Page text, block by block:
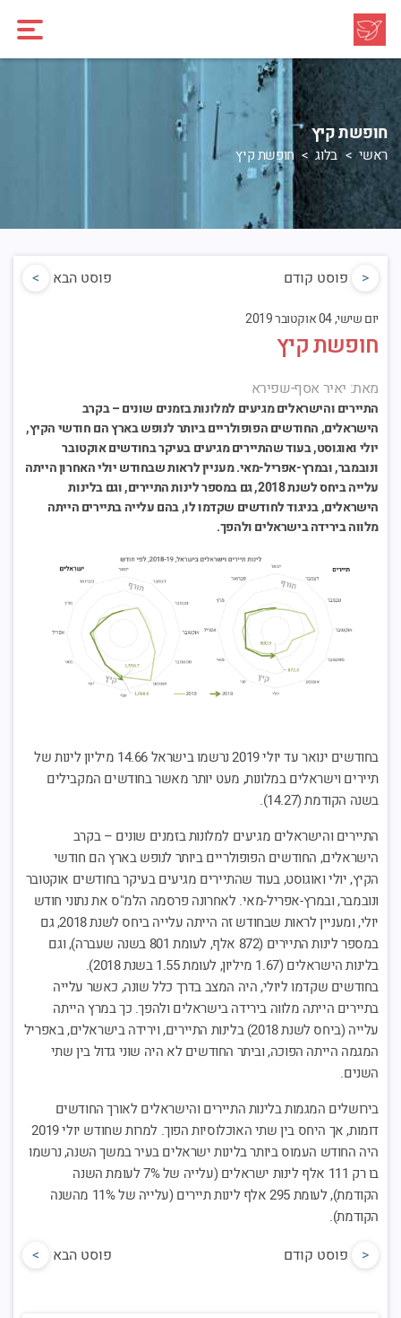
חופשת קיץ
ראשי בלוג חופשת קיץ
< פוסט קודם פוסט הבא >
יום שישי, 04 אוקטובר 2019
חופשת קיץ
מאת: יאיר אסף-שפירא
התיירים והישראלים מגיעים למלונות בזמנים שונים – בקרב
הישראלים, החודשים הפופולריים ביותר לנופש בארץ הם חודשי הקיץ,
יולי ואוגוסט, בעוד שהתיירים מגיעים בעיקר בחודשים אוקטובר
ונובמבר, ובמרץ-אפריל-מאי. מעניין לראות שבחודש יולי האחרון הייתה
עלייה ביחס לשנת 2018, גם במספר לינות התיירים, וגם בלינות
הישראלים, בניגוד לחודשים שקדמו לו, בהם עלייה בתיירים הייתה
מלווה בירידה בישראלים ולהפך.
בחודשים ינואר עד יולי 2019 נרשמו בישראל 14.66 מיליון לינות של
תיירים וישראלים במלונות, מעט יותר מאשר בחודשים המקבילים
בשנה הקודמת (14.27).
התיירים והישראלים מגיעים למלונות בזמנים שונים – בקרב
הישראלים, החודשים הפופולריים ביותר לנופש בארץ הם חודשי
הקיץ, יולי ואוגוסט, בעוד שהתיירים מגיעים בעיקר בחודשים אוקטובר
ונובמבר, ובמרץ-אפריל-מאי. לאחרונה פרסמה הלמ"ס את נתוני חודש
יולי, ומעניין לראות שבחודש זה הייתה עלייה ביחס לשנת 2018, גם
במספר לינות התיירים (872 אלף, לעומת 801 בשנה שעברה), וגם
בלינות הישראלים (1.67 מיליון, לעומת 1.55 בשנת 2018).
בחודשים שקדמו ליולי, היה המצב בדרך כלל שונה, כאשר עלייה
בתיירים הייתה מלווה בירידה בישראלים ולהפך. כך במרץ הייתה
עלייה (ביחס לשנת 2018) בלינות התיירים, וירידה בישראלים, באפריל
המגמה הייתה הפוכה, וביתר החודשים לא היה שוני גדול בין שתי
השנים.
בירושלים המגמות בלינות התיירים והישראלים לאורך החודשים
דומות, אך היחס בין שתי האוכלוסיות הפוך. למרות שחודש יולי 2019
היה החודש העמוס ביותר בלינות ישראלים בעיר במשך השנה, נרשמו
בו רק 111 אלף לינות ישראלים (עלייה של 7% לעומת השנה
הקודמת), לעומת 295 אלף לינות תיירים (עלייה של 11% מהשנה
הקודמת).
< פוסט קודם פוסט הבא >